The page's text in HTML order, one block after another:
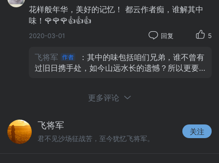
花样般年华，美好的记忆！ 都云作者痴，谁解其中
味！🌹🌹🌹👍👍👍
2020-03-01 回复 5
飞将军
：其中的味包括咱们兄弟，谁不曾有
过旧日携手处，如今山远水长的遗憾？所以更要
更多评论
飞将军
君不见沙场征战苦，至今犹忆飞将军。
关注